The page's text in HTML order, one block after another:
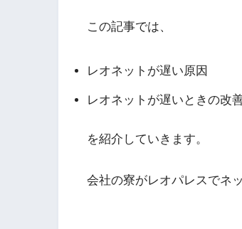
この記事では、
レオネットが遅い原因
レオネットが遅いときの改
を紹介していきます。
会社の寮がレオパレスでネ